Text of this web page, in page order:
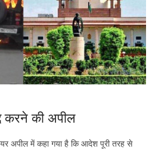
करने की अपील
अपील में कहा गया है कि आदेश पूरी तरह से